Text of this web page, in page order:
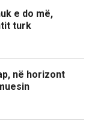
e do më,
turk
në horizont